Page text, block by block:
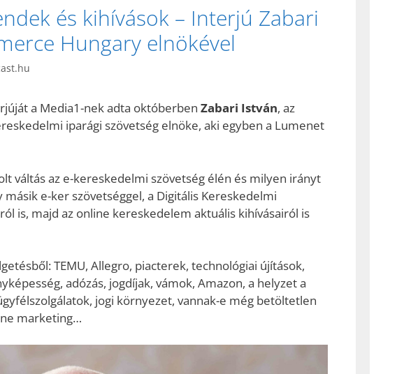
és kihívások – Interjú Zabari
Hungary elnökével
a Media1-nek adta októberben Zabari István, az
iparági szövetség elnöke, aki egyben a Lumenet
váltás az e-kereskedelmi szövetség élén és milyen irányt
e-ker szövetséggel, a Digitális Kereskedelmi
is, majd az online kereskedelem aktuális kihívásairól is
TEMU, Allegro, piacterek, technológiai újítások,
adózás, jogdíjak, vámok, Amazon, a helyzet a
jogi környezet, vannak-e még betöltetlen
marketing…